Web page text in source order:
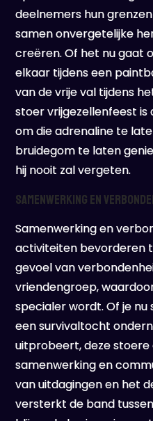
deelnemers hun
samen onvergetelijke
creëren. Of het nu gaat
elkaar tijdens een
van de vrije val tijdens
stoer vrijgezellenfeest
om die adrenaline te
bruidegom te laten
hij nooit zal vergeten.
Samenwerking en
Samenwerking en
activiteiten bevorderen
gevoel van
vriendengroep,
specialer wordt. Of je
een survivaltocht
uitprobeert, deze
samenwerking en
van uitdagingen en het
versterkt de band